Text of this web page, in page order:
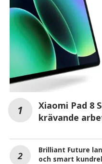
Xiaomi Pad 8
krävande
Brilliant Future
och smart